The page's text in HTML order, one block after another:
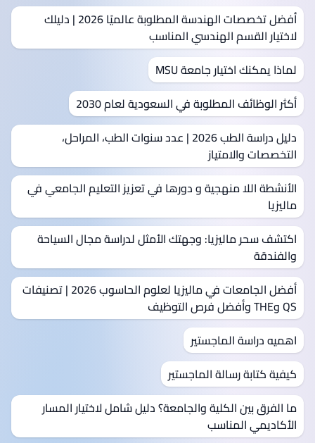
أفضل تخصصات الهندسة المطلوبة عالميًا 2026 | دليلك
لاختيار القسم الهندسي المناسب
لماذا يمكنك اختيار جامعة MSU
أكثر الوظائف المطلوبة في السعودية لعام 2030
دليل دراسة الطب 2026 | عدد سنوات الطب، المراحل،
التخصصات والامتياز
الأنشطة اللا منهجية و دورها في تعزيز التعليم الجامعي في
ماليزيا
اكتشف سحر ماليزيا: وجهتك الأمثل لدراسة مجال السياحة
والفندقة
أفضل الجامعات في ماليزيا لعلوم الحاسوب 2026 | تصنيفات
QS وTHE وأفضل فرص التوظيف
اهميه دراسة الماجستير
كيفية كتابة رسالة الماجستير
ما الفرق بين الكلية والجامعة؟ دليل شامل لاختيار المسار
الأكاديمي المناسب